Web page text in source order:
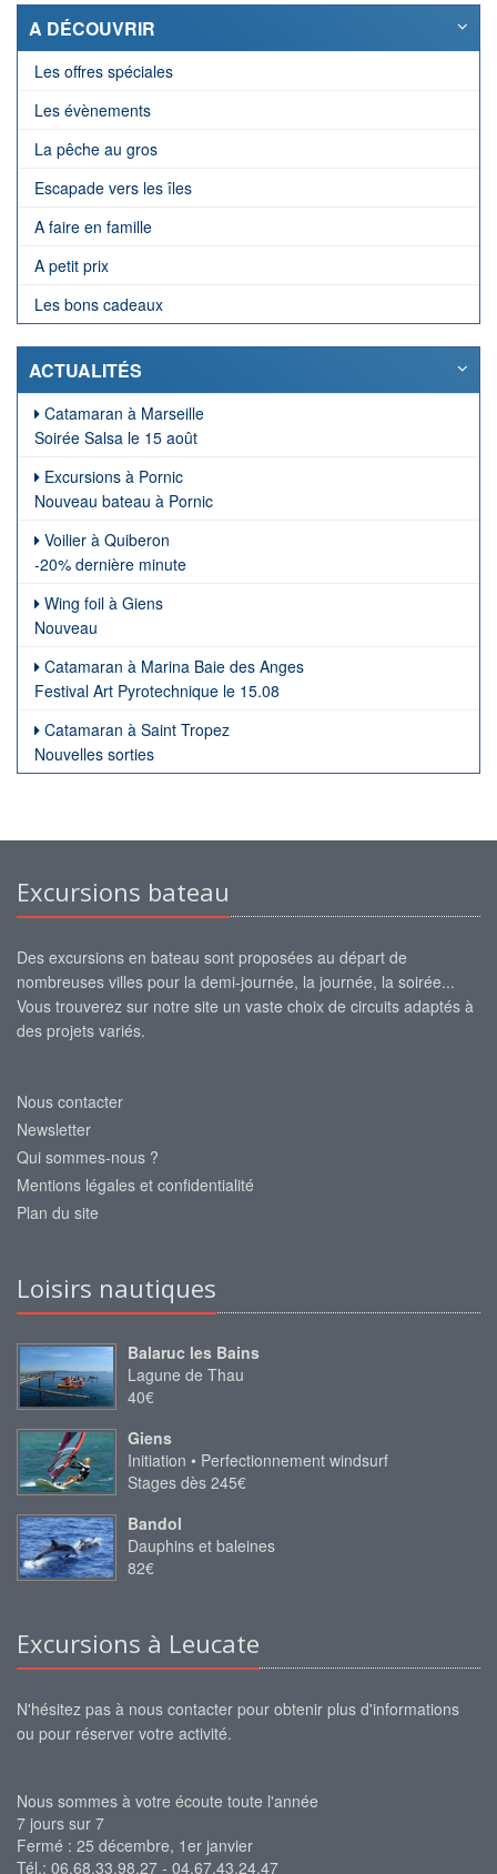
A DÉCOUVRIR
Les offres spéciales
Les évènements
La pêche au gros
Escapade vers les îles
A faire en famille
A petit prix
Les bons cadeaux
ACTUALITÉS
Catamaran à Marseille
Soirée Salsa le 15 août
Excursions à Pornic
Nouveau bateau à Pornic
Voilier à Quiberon
-20% dernière minute
Wing foil à Giens
Nouveau
Catamaran à Marina Baie des Anges
Festival Art Pyrotechnique le 15.08
Catamaran à Saint Tropez
Nouvelles sorties
Excursions bateau
Des excursions en bateau sont proposées au départ de
nombreuses villes pour la demi-journée, la journée, la soirée...
Vous trouverez sur notre site un vaste choix de circuits adaptés à
des projets variés.
Nous contacter
Newsletter
Qui sommes-nous ?
Mentions légales et confidentialité
Plan du site
Loisirs nautiques
Balaruc les Bains
Lagune de Thau
40€
Giens
Initiation • Perfectionnement windsurf
Stages dès 245€
Bandol
Dauphins et baleines
82€
Excursions à Leucate
N'hésitez pas à nous contacter pour obtenir plus d'informations
ou pour réserver votre activité.
Nous sommes à votre écoute toute l'année
7 jours sur 7
Fermé : 25 décembre, 1er janvier
Tél.: 06.68.33.98.27 - 04.67.43.24.47